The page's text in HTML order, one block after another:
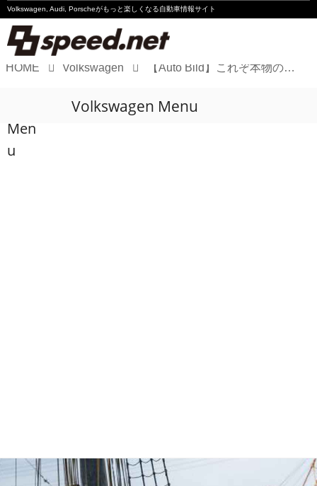
Volkswagen, Audi, Porscheがもっと楽しくなる自動車情報サイト
Audi
HOME Volkswagen 【Auto Bild】これぞ本物のGTIだ！ ゴルフ8 GTIクラブスポーツに初試乗
Men
u
Volkswagen Menu